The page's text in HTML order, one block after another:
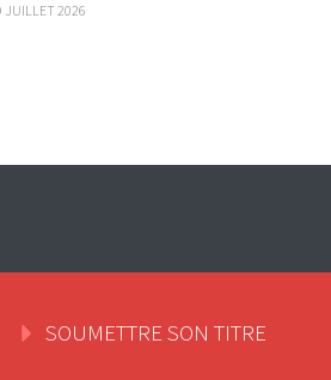
JUILLET 2026
SOUMETTRE SON TITRE